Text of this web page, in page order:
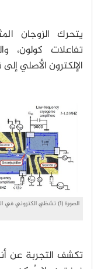
يتحرك الزوجان
تفاعلات
الإلكترون الأصلي
تكشف التجربة عن